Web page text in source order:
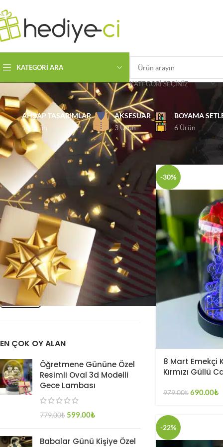
KATEGORI ARA
KATEGORI SEÇINIZ
AHŞAP TASARIMLAR
12 Ürün
AKSESUAR
3 Ürün
BOYAMA
6 Ürün
ÜRÜN KATEGORILERI
FIYATA GÖRE
FILTRELE
EN ÇOK OY ALAN
Öğretmene Gününe Özel
Resimli Oval 3d Modelli
Gece Lambası
779.00₺599.00₺
Babalar Günü Kişiye Özel
Ana Sayfa Cam
-30%
8 Mart Emekçi
Kırmızı Güllü
979.00₺690.00₺
-22%